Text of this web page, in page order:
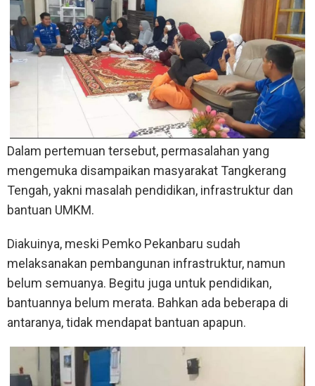
Dalam pertemuan tersebut, permasalahan yang
mengemuka disampaikan masyarakat Tangkerang
Tengah, yakni masalah pendidikan, infrastruktur dan
bantuan UMKM.
Diakuinya, meski Pemko Pekanbaru sudah
melaksanakan pembangunan infrastruktur, namun
belum semuanya. Begitu juga untuk pendidikan,
bantuannya belum merata. Bahkan ada beberapa di
antaranya, tidak mendapat bantuan apapun.